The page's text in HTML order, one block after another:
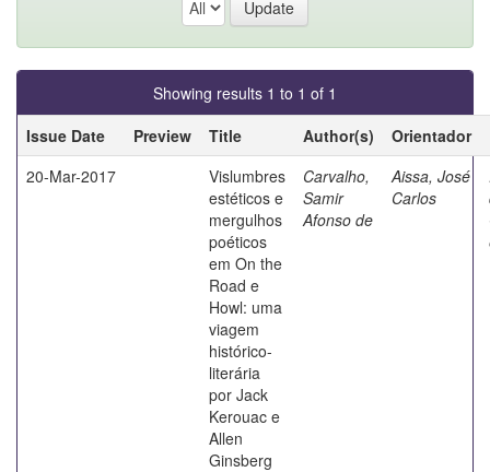
Showing results 1 to 1 of 1
Issue Date
Preview Title Author(s) Orientador
20-Mar-2017
Vislumbres
estéticos e
mergulhos
poéticos
em On the
Road e
Howl: uma
viagem
histórico-
literária
por Jack
Kerouac e
Allen
Ginsberg
Carvalho,
Samir
Afonso de
Aissa, José
Carlos